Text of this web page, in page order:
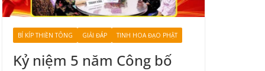
BÍ KÍP THIỀN TÔNG GIẢI ĐÁP TINH HOA ĐẠO PHẬT
Kỷ niệm 5 năm Công bố